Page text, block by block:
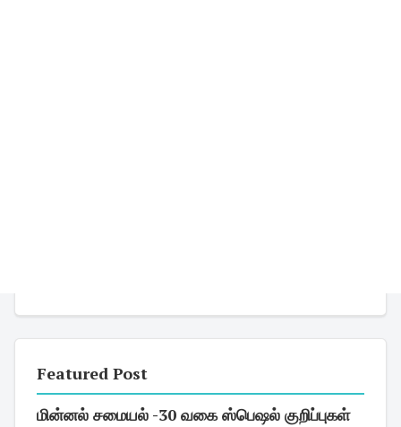
Featured Post
மின்னல் சமையல் -30 வகை ஸ்பெஷல் குறிப்புகள்